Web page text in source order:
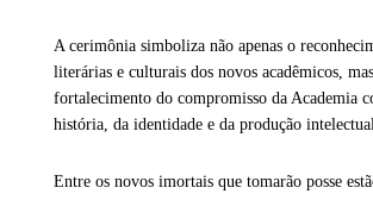
A cerimônia simboliza não apenas o
literárias e culturais dos novos acadêmicos,
fortalecimento do compromisso da Academia
história, da identidade e da produção
Entre os novos imortais que tomarão posse